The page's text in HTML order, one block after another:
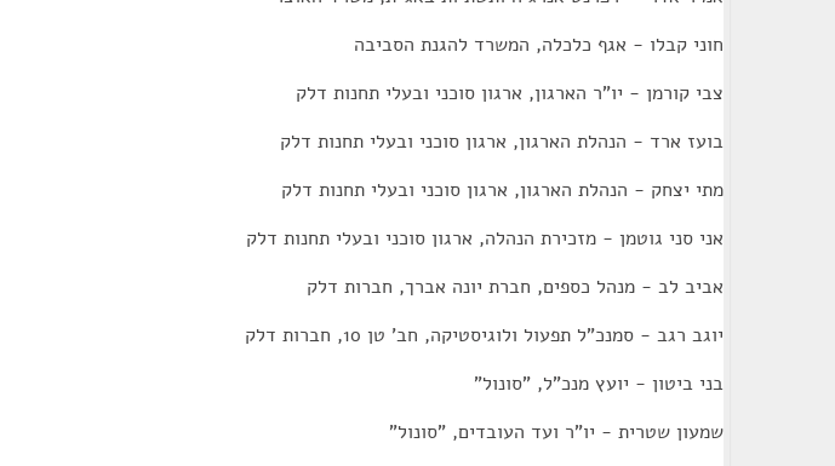
חוני קבלו - אגף כלכלה, המשרד להגנת הסביבה
צבי קורמן - יו"ר הארגון, ארגון סוכני ובעלי תחנות דלק
בועז ארד - הנהלת הארגון, ארגון סוכני ובעלי תחנות דלק
מתי יצחק - הנהלת הארגון, ארגון סוכני ובעלי תחנות דלק
אני סני גוטמן - מזכירת הנהלה, ארגון סוכני ובעלי תחנות דלק
אביב לב - מנהל כספים, חברת יונה אברך, חברות דלק
יוגב רגב - סמנכ"ל תפעול ולוגיסטיקה, חב' טן 10, חברות דלק
בני ביטון - יועץ מנכ"ל, "סונול"
שמעון שטרית - יו"ר ועד העובדים, "סונול"